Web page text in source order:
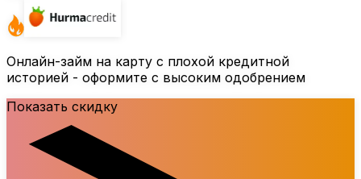
Онлайн-займ на карту с плохой кредитной
историей - оформите с высоким одобрением
Показать скидку